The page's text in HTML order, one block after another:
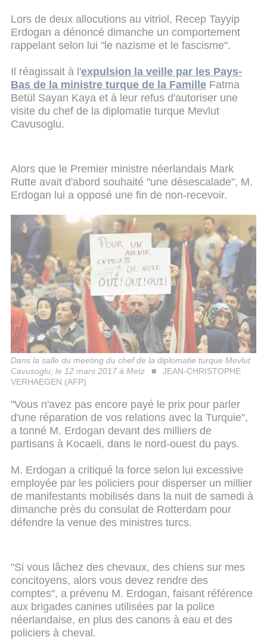
Lors de deux allocutions au vitriol, Recep Tayyip
Erdogan a dénoncé dimanche un comportement
rappelant selon lui "le nazisme et le fascisme".
Il réagissait à l'expulsion la veille par les Pays-
Bas de la ministre turque de la Famille Fatma
Betül Sayan Kaya et à leur refus d'autoriser une
visite du chef de la diplomatie turque Mevlut
Cavusoglu.
Alors que le Premier ministre néerlandais Mark
Rutte avait d'abord souhaité "une désescalade", M.
Erdogan lui a opposé une fin de non-recevoir.
Dans la salle du meeting du chef de la diplomatie turque Mevlut
Cavusoglu, le 12 mars 2017 à Metz
JEAN-CHRISTOPHE
VERHAEGEN (AFP)
"Vous n'avez pas encore payé le prix pour parler
d'une réparation de vos relations avec la Turquie",
a tonné M. Erdogan devant des milliers de
partisans à Kocaeli, dans le nord-ouest du pays.
M. Erdogan a critiqué la force selon lui excessive
employée par les policiers pour disperser un millier
de manifestants mobilisés dans la nuit de samedi à
dimanche près du consulat de Rotterdam pour
défendre la venue des ministres turcs.
"Si vous lâchez des chevaux, des chiens sur mes
concitoyens, alors vous devez rendre des
comptes", a prévenu M. Erdogan, faisant référence
aux brigades canines utilisées par la police
néerlandaise, en plus des canons à eau et des
policiers à cheval.